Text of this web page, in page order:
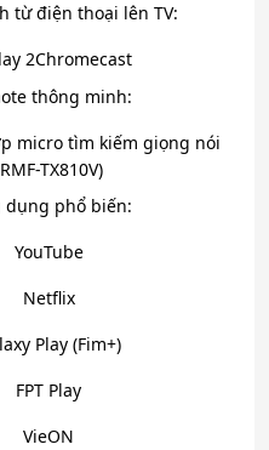
từ điện thoại lên TV:
2Chromecast
thông minh:
micro tìm kiếm giọng nói
TX810V)
dụng phổ biến:
YouTube
Netflix
Play (Fim+)
FPT Play
VieON